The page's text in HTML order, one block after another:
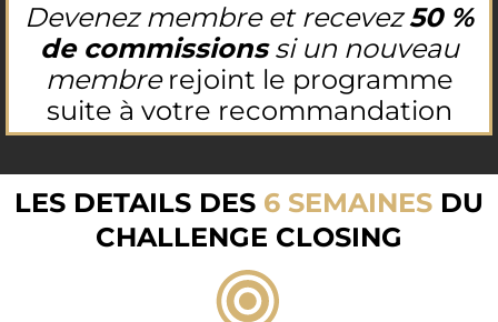
Devenez membre et recevez50 %
de commissionssi un nouveau
membrerejoint le programme
suite à votre recommandation
LES DETAILS DES 6 SEMAINES DU
CHALLENGE CLOSING